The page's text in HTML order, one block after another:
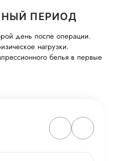
ПЕРИОД
день после операции.
нагрузки.
белья в первые